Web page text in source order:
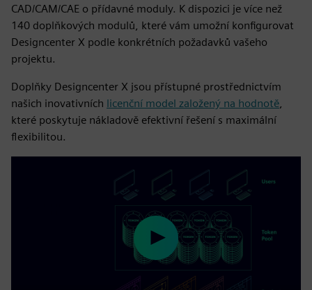
CAD/CAM/CAE o přídavné moduly. K dispozici je více než
140 doplňkových modulů, které vám umožní konfigurovat
Designcenter X podle konkrétních požadavků vašeho
projektu.
Doplňky Designcenter X jsou přístupné prostřednictvím
našich inovativních licenční model založený na hodnotě
které poskytuje nákladově efektivní řešení s maximální
flexibilitou.
Play